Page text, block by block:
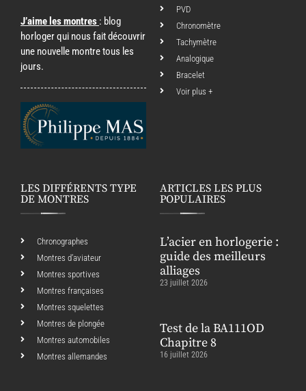
J’aime les montres : blog
horloger qui nous fait découvrir
une nouvelle montre tous les
jours.
PVD
Chronomètre
Tachymètre
Analogique
Bracelet
Voir plus +
LES DIFFÉRENTS TYPE
DE MONTRES
Chronographes
Montres d’aviateur
Montres sportives
Montres françaises
Montres squelettes
Montres de plongée
Montres automobiles
Montres allemandes
ARTICLES LES PLUS
POPULAIRES
L’acier en horlogerie :
guide des meilleurs
alliages
23 juillet 2026
Test de la BA111OD
Chapitre 8
16 juillet 2026